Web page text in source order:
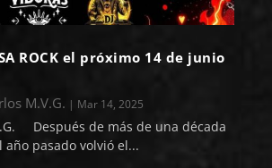
ROCK el próximo 14 de junio
M.V.G. | Mar 14, 2025
Después de más de una década
año pasado volvió el...